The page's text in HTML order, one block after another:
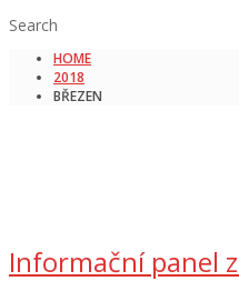
Search
HOME
2018
BŘEZEN
Informační panel